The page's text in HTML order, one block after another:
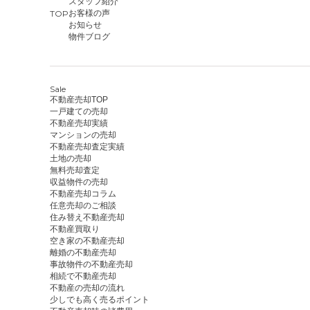
TOPお客様の声
お知らせ
物件ブログ
Sale
不動産売却TOP
一戸建ての売却
不動産売却実績
マンションの売却
不動産売却査定実績
土地の売却
無料売却査定
収益物件の売却
不動産売却コラム
任意売却のご相談
住み替え不動産売却
不動産買取り
空き家の不動産売却
離婚の不動産売却
事故物件の不動産売却
相続で不動産売却
不動産の売却の流れ
少しでも高く売るポイント